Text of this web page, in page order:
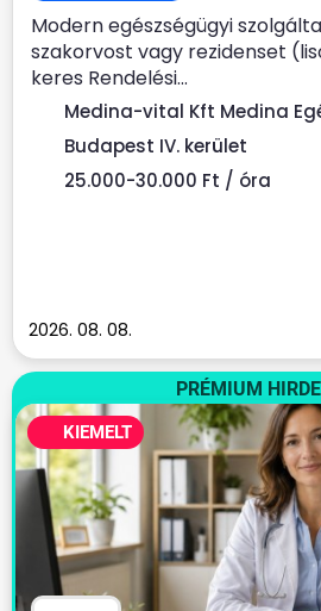
Modern egészségügyi
szakorvost vagy rezidenset
keres Rendelési...
Medina-vital Kft Medina
Budapest IV. kerület
25.000-30.000 Ft / óra
2026. 08. 08.
PRÉMIUM
KIEMELT